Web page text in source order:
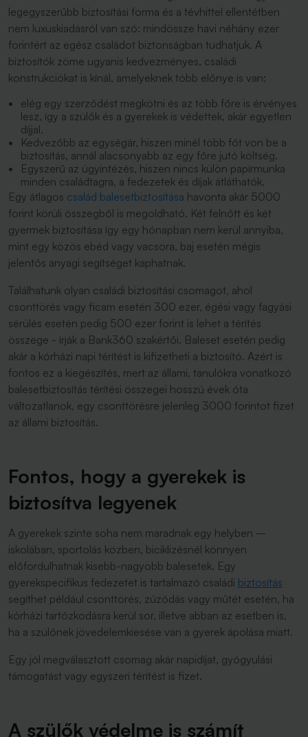
legegyszerűbb biztosítási forma és a tévhittel ellentétben
nem luxuskiadásról van szó: mindössze havi néhány ezer
forintért az egész családot biztonságban tudhatjuk. A
biztosítók zöme ugyanis kedvezményes, családi
konstrukciókat is kínál, amelyeknek több előnye is van:
elég egy szerződést megkötni és az több főre is érvényes
lesz, így a szülők és a gyerekek is védettek, akár egyetlen
díjjal.
Kedvezőbb az egységár, hiszen minél több főt von be a
biztosítás, annál alacsonyabb az egy főre jutó költség.
Egyszerű az ügyintézés, hiszen nincs külön papírmunka
minden családtagra, a fedezetek és díjak átláthatók.
Egy átlagos család balesetbiztosítása havonta akár 5000
forint körüli összegből is megoldható. Két felnőtt és két
gyermek biztosítása így egy hónapban nem kerül annyiba,
mint egy közös ebéd vagy vacsora, baj esetén mégis
jelentős anyagi segítséget kaphatnak.
Találhatunk olyan családi biztosítási csomagot, ahol
csonttörés vagy ficam esetén 300 ezer, égési vagy fagyási
sérülés esetén pedig 500 ezer forint is lehet a térítés
összege - írják a Bank360 szakértői. Baleset esetén pedig
akár a kórházi napi térítést is kifizetheti a biztosító. Azért is
fontos ez a kiegészítés, mert az állami, tanulókra vonatkozó
balesetbiztosítás térítési összegei hosszú évek óta
változatlanok, egy csonttörésre jelenleg 3000 forintot fizet
az állami biztosítás.
Fontos, hogy a gyerekek is
biztosítva legyenek
A gyerekek szinte soha nem maradnak egy helyben –
iskolában, sportolás közben, biciklizésnél könnyen
előfordulhatnak kisebb-nagyobb balesetek. Egy
gyerekspecifikus fedezetet is tartalmazó családi biztosítás
segíthet például csonttörés, zúzódás vagy műtét esetén, ha
kórházi tartózkodásra kerül sor, illetve abban az esetben is,
ha a szülőnek jövedelemkiesése van a gyerek ápolása miatt.
Egy jól megválasztott csomag akár napidíjat, gyógyulási
támogatást vagy egyszeri térítést is fizet.
A szülők védelme is számít